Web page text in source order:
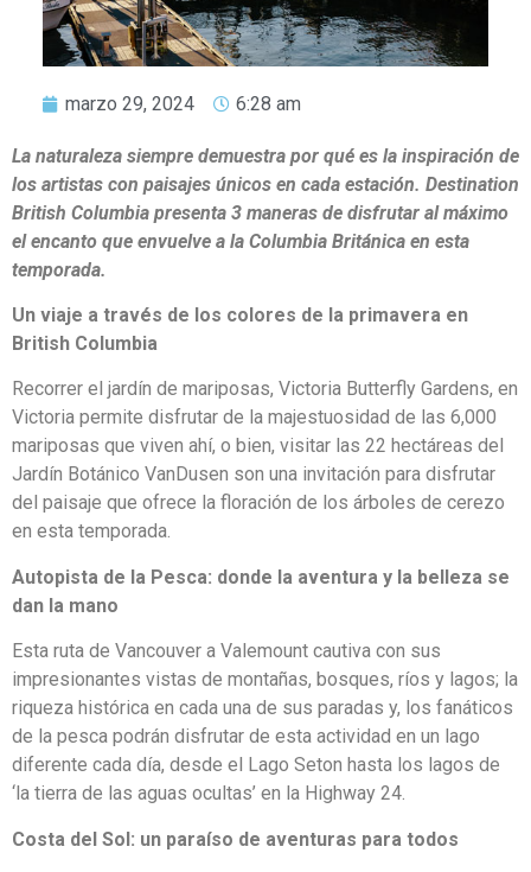
marzo 29, 2024 6:28 am
La naturaleza siempre demuestra por qué es la inspiración de
los artistas con paisajes únicos en cada estación. Destination
British Columbia presenta 3 maneras de disfrutar al máximo
el encanto que envuelve a la Columbia Británica en esta
temporada.
Un viaje a través de los colores de la primavera en
British Columbia
Recorrer el jardín de mariposas, Victoria Butterfly Gardens, en
Victoria permite disfrutar de la majestuosidad de las 6,000
mariposas que viven ahí, o bien, visitar las 22 hectáreas del
Jardín Botánico VanDusen son una invitación para disfrutar
del paisaje que ofrece la floración de los árboles de cerezo
en esta temporada.
Autopista de la Pesca: donde la aventura y la belleza se
dan la mano
Esta ruta de Vancouver a Valemount cautiva con sus
impresionantes vistas de montañas, bosques, ríos y lagos; la
riqueza histórica en cada una de sus paradas y, los fanáticos
de la pesca podrán disfrutar de esta actividad en un lago
diferente cada día, desde el Lago Seton hasta los lagos de
‘la tierra de las aguas ocultas’ en la Highway 24.
Costa del Sol: un paraíso de aventuras para todos